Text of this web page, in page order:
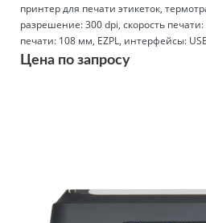
принтер для печати этикеток,
разрешение: 300 dpi, скорость
печати: 108 мм, EZPL, интерфейсы:
Цена по запросу